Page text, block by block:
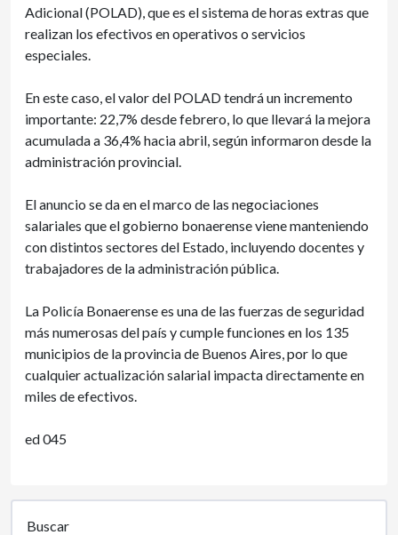
Adicional (POLAD), que es el sistema de horas extras que
realizan los efectivos en operativos o servicios
especiales.
En este caso, el valor del POLAD tendrá un incremento
importante: 22,7% desde febrero, lo que llevará la mejora
acumulada a 36,4% hacia abril, según informaron desde la
administración provincial.
El anuncio se da en el marco de las negociaciones
salariales que el gobierno bonaerense viene manteniendo
con distintos sectores del Estado, incluyendo docentes y
trabajadores de la administración pública.
La Policía Bonaerense es una de las fuerzas de seguridad
más numerosas del país y cumple funciones en los 135
municipios de la provincia de Buenos Aires, por lo que
cualquier actualización salarial impacta directamente en
miles de efectivos.
ed 045
Buscar